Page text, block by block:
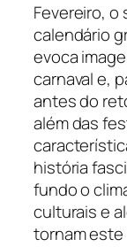
Fevereiro, o
calendário
evoca
carnaval e,
antes do
além das
história
fundo o
culturais e
tornam este